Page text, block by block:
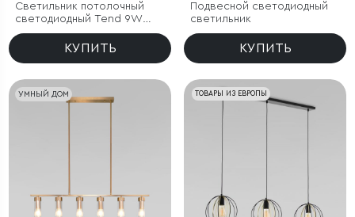
Светильник потолочный
светодиодный Tend 9W
4000K черный
КУПИТЬ
Подвесной светодиодный
светильник
КУПИТЬ
УМНЫЙ ДОМ ТОВАРЫ ИЗ ЕВРОПЫ